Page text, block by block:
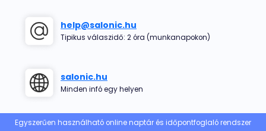
help@salonic.hu
Tipikus válaszidő: 2 óra (munkanapokon)
salonic.hu
Minden infó egy helyen
Egyszerűen használható online naptár és időpontfoglaló rendszer